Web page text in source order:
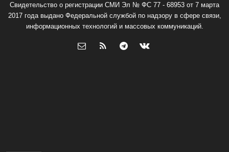
Свидетельство о регистрации СМИ Эл № ФС 77 - 68953 от 7 марта
2017 года выдано Федеральной службой по надзору в сфере связи,
информационных технологий и массовых коммуникаций.